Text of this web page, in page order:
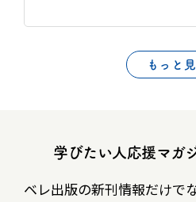
もっと
学びたい人応援マガ
ベレ出版の新刊情報だけでな